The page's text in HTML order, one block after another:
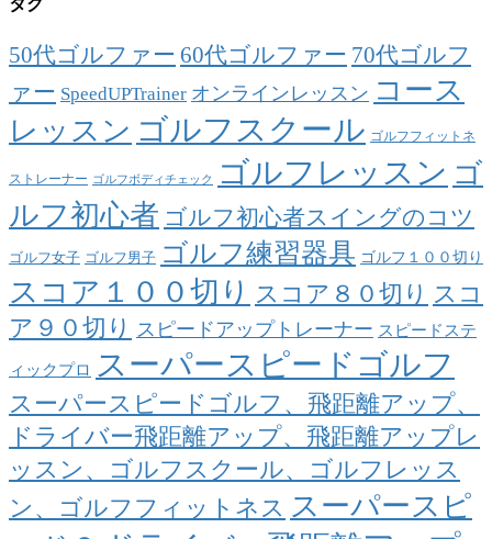
50代ゴルファー 60代ゴルファー 70代ゴルフ
ァー SpeedUPTrainer オンラインレッスン コース
レッスン ゴルフスクール ゴルフフィットネ
ストレーナー ゴルフボディチェック ゴルフレッスン ゴ
ルフ初心者 ゴルフ初心者スイングのコツ
ゴルフ女子 ゴルフ男子 ゴルフ練習器具 ゴルフ１００切り
スコア１００切り スコア８０切り スコ
ア９０切り
スピードアップトレーナー スピードステ
ィックプロ スーパースピードゴルフ
スーパースピードゴルフ、飛距離アップ、
ドライバー飛距離アップ、飛距離アップレ
ッスン、ゴルフスクール、ゴルフレッス
ン、ゴルフフィットネス スーパースピ